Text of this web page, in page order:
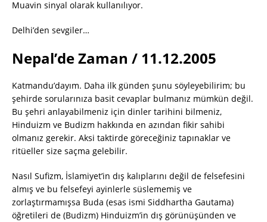
Muavin sinyal olarak kullanılıyor.
Delhi’den sevgiler…
Nepal’de Zaman / 11.12.2005
Katmandu’dayım. Daha ilk günden şunu söyleyebilirim; bu
şehirde sorularınıza basit cevaplar bulmanız mümkün değil.
Bu şehri anlayabilmeniz için dinler tarihini bilmeniz,
Hinduizm ve Budizm hakkında en azından fikir sahibi
olmanız gerekir. Aksi taktirde göreceğiniz tapınaklar ve
ritüeller size saçma gelebilir.
Nasıl Sufizm, İslamiyet’in dış kalıplarını değil de felsefesini
almış ve bu felsefeyi ayinlerle süslememiş ve
zorlaştırmamışsa Buda (esas ismi Siddhartha Gautama)
öğretileri de (Budizm) Hinduizm’in dış görünüşünden ve